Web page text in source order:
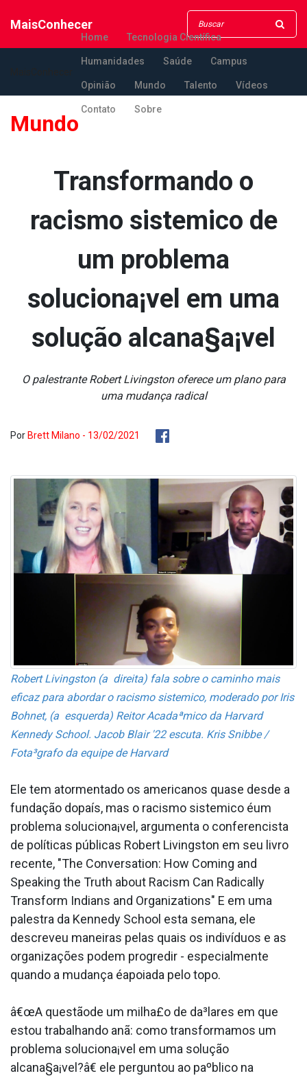
MaisConhecer
Home Tecnologia Científica
Humanidades Saúde Campus
Opinião Mundo Talento Vídeos
Contato Sobre
Mundo
Transformando o
racismo sistemico de
um problema
soluciona¡vel em uma
solução alcana§a¡vel
O palestrante Robert Livingston oferece um plano para
uma mudança radical
Por Brett Milano - 13/02/2021
Robert Livingston (a direita) fala sobre o caminho mais
eficaz para abordar o racismo sistemico, moderado por Iris
Bohnet, (a esquerda) Reitor Acadaªmico da Harvard
Kennedy School. Jacob Blair '22 escuta. Kris Snibbe /
Fota³grafo da equipe de Harvard
Ele tem atormentado os americanos quase desde a
fundação dopaís, mas o racismo sistemico éum
problema soluciona¡vel, argumenta o conferencista
de políticas públicas Robert Livingston em seu livro
recente, "The Conversation: How Coming and
Speaking the Truth about Racism Can Radically
Transform Indians and Organizations" E em uma
palestra da Kennedy School esta semana, ele
descreveu maneiras pelas quais os indivíduos e as
organizações podem progredir - especialmente
quando a mudança éapoiada pelo topo.
â€œA questãode um milha£o de da³lares em que
estou trabalhando anã: como transformamos um
problema soluciona¡vel em uma solução
alcana§a¡vel?â€ ele perguntou ao paºblico na